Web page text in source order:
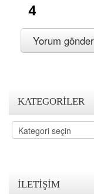
KATEGORILER
Kategoriler
İLETIŞIM